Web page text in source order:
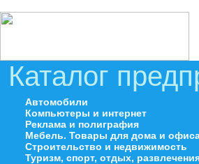
Каталог
Автомобили
Компьютеры и интернет
Реклама и полиграфия
Мебель. Товары для дома и
Строительство и недвижимость
Туризм, спорт, отдых,